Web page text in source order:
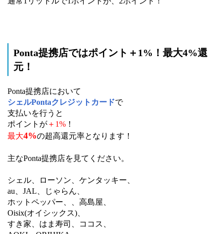
Ponta提携店ではポイント＋1%！最大4%還
元！
Ponta提携店において
シェルPontaクレジットカードで
支払いを行うと
ポイントが＋1% ！
最大4%の超高還元率となります！
主なPonta提携店を見てください。
シェル、ローソン、ケンタッキー、
au、JAL、じゃらん、
ホットペッパー、、高島屋、
Oisix(オイシックス)、
すき家、はま寿司、ココス、